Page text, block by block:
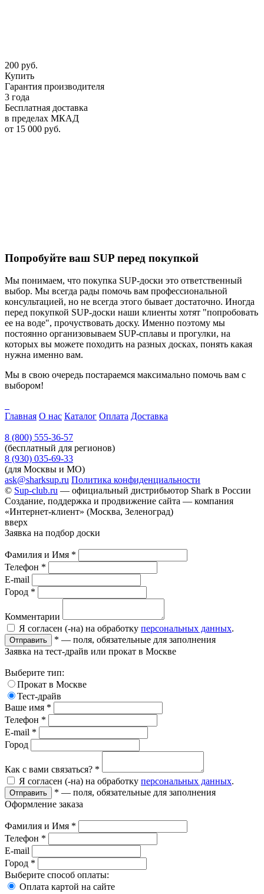
200 руб.
Купить
Гарантия производителя
3 года
Бесплатная доставка
в пределах МКАД
от 15 000 руб.
Попробуйте ваш SUP перед покупкой
Мы понимаем, что покупка SUP-доски это ответственный
выбор. Мы всегда рады помочь вам профессиональной
консультацией, но не всегда этого бывает достаточно. Иногда
перед покупкой SUP-доски наши клиенты хотят "попробовать
ее на воде", прочуствовать доску. Именно поэтому мы
постоянно организовываем SUP-сплавы и прогулки, на
которых вы можете походить на разных досках, понять какая
нужна именно вам.
Мы в свою очередь постараемся максимально помочь вам с
выбором!
Главная О нас Каталог Оплата Доставка
8 (800) 555-36-57
(бесплатный для регионов)
8 (930) 035-69-33
(для Москвы и МО)
ask@sharksup.ru Политика конфиденциальности
© Sup-club.ru — официальный дистрибьютор Shark в России
Создание, поддержка и продвижение сайта — компания
«Интернет-клиент» (Москва, Зеленоград)
вверх
Заявка на подбор доски
Фамилия и Имя *
Телефон *
E-mail
Город *
Комментарии
Я согласен (-на) на обработку персональных данных.
Отправить * — поля, обязательные для заполнения
Заявка на тест-драйв или прокат в Москве
Выберите тип:
Прокат в Москве
Тест-драйв
Ваше имя *
Телефон *
E-mail *
Город
Как с вами связаться? *
Я согласен (-на) на обработку персональных данных.
Отправить * — поля, обязательные для заполнения
Оформление заказа
Фамилия и Имя *
Телефон *
E-mail
Город *
Выберите способ оплаты:
Оплата картой на сайте